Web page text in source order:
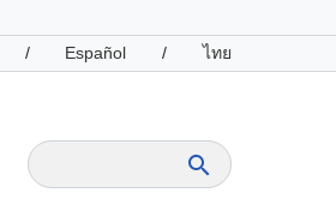
/ Español / ไทย